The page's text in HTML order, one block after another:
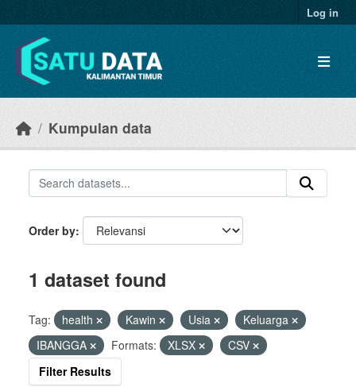
Log in
Kumpulan data
Order by
1 dataset found
Tag: health Kawin Usia
Keluarga
IBANGGA
Formats: XLSX
CSV
Filter Results